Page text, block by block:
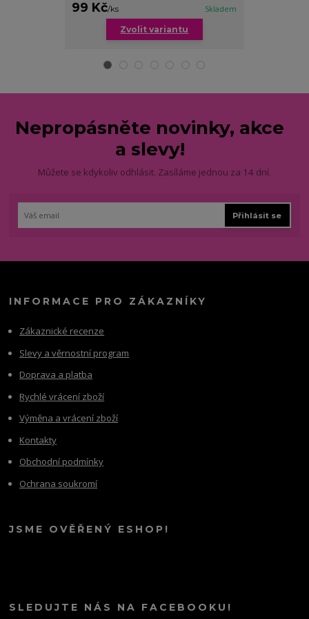
99 Kč/ks Skladem
Zvolit variantu
Nepropásněte novinky, akce
a slevy!
Můžete se kdykoliv odhlásit. Zasíláme jednou za 14 dní.
Přihlásit se
INFORMACE PRO ZÁKAZNÍKY
Zákaznické recenze
Slevy a věrnostní program
Doprava a platba
Rychlé vrácení zboží
Výměna a vrácení zboží
Kontakty
Obchodní podmínky
Ochrana soukromí
JSME OVĚŘENÝ ESHOP!
SLEDUJTE NÁS NA FACEBOOKU!